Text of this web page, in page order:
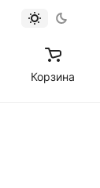
Корзина